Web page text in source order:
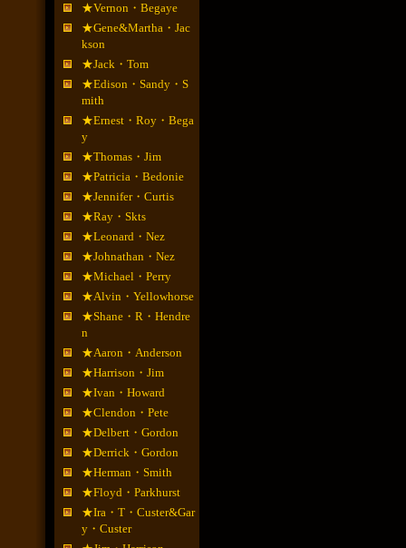
★Vernon・Begaye
★Gene&Martha・Jac
kson
★Jack・Tom
★Edison・Sandy・S
mith
★Ernest・Roy・Bega
y
★Thomas・Jim
★Patricia・Bedonie
★Jennifer・Curtis
★Ray・Skts
★Leonard・Nez
★Johnathan・Nez
★Michael・Perry
★Alvin・Yellowhorse
★Shane・R・Hendre
n
★Aaron・Anderson
★Harrison・Jim
★Ivan・Howard
★Clendon・Pete
★Delbert・Gordon
★Derrick・Gordon
★Herman・Smith
★Floyd・Parkhurst
★Ira・T・Custer&Gar
y・Custer